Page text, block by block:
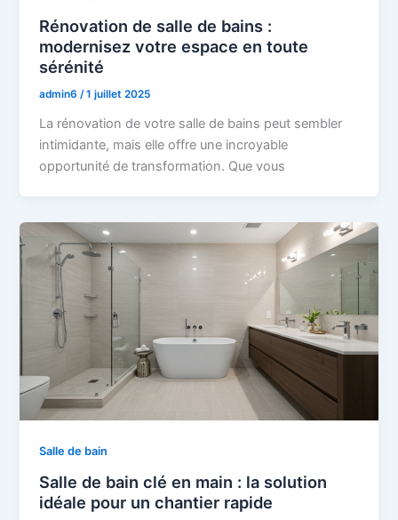
Rénovation de salle de bains :
modernisez votre espace en toute
sérénité
admin6/1 juillet 2025
La rénovation de votre salle de bains peut sembler
intimidante, mais elle offre une incroyable
opportunité de transformation. Que vous
Salle de bain
Salle de bain clé en main : la solution
idéale pour un chantier rapide